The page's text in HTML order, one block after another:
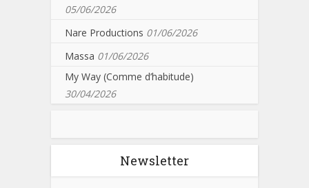
05/06/2026
Nare Productions 01/06/2026
Massa 01/06/2026
My Way (Comme d’habitude)
30/04/2026
Newsletter